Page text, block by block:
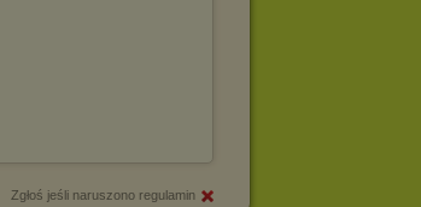
Zgłoś jeśli naruszono regulamin